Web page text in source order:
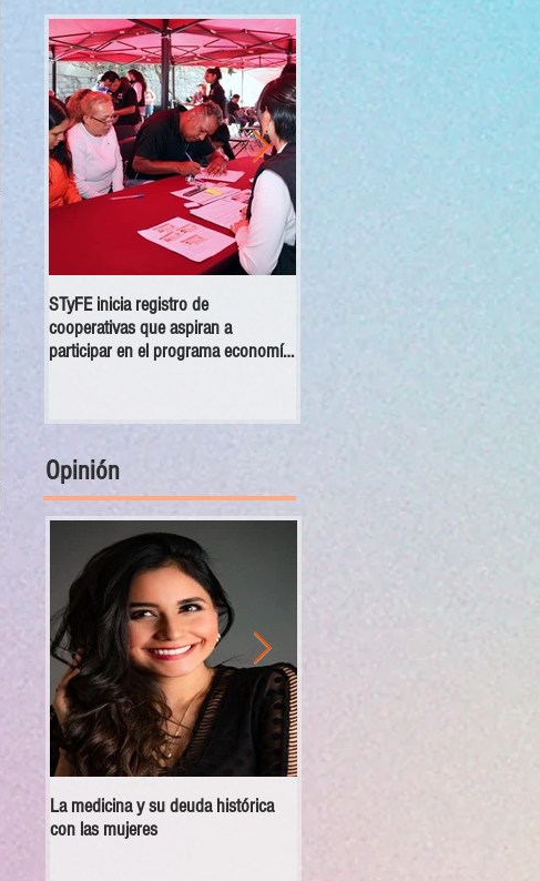
STyFE inicia registro de
cooperativas que aspiran a
participar en el programa economía
Opinión
La medicina y su deuda histórica
con las mujeres